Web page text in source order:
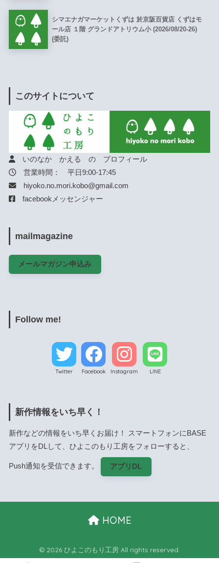
シマエナガマーケットくずは 於京阪百貨店 くずはモ
ール店 １階 グランドアトリウム小 (2026/08/20-26)
(委託)
このサイトについて
いのなか かえる の プロフィール
営業時間： 平日9:00-17:45
hiyoko.no.mori.kobo@gmail.com
facebookメッセンジャー
mailmagazine
メールマガジン申込み
Follow me!
Twitter Facebook Instagram LINE
新作情報をいち早く！
新作などの情報をいち早くお届け！ スマートフォンにBASE
アプリをDLして、ひよこのもり工房をフォローすると、
Push通知を受信できます。 アプリDL
HOME
© 2026 ひよこのもり工房 All rights reserved.